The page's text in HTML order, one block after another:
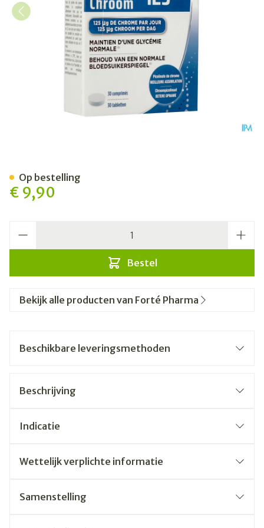
€ 9,90
Bestel
Op bestelling
Bekijk alle producten van Forté Pharma
Beschikbare leveringsmethoden
Beschrijving
Indicatie
Wettelijk verplichte informatie
Samenstelling